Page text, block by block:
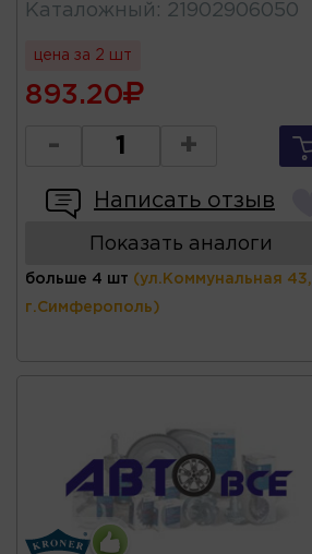
Каталожный : 21902906050
цена за 2 шт
893.20
- +
Написать отзыв
Показать аналоги
больше 4 шт (ул.Коммунальная 43,
г.Симферополь)